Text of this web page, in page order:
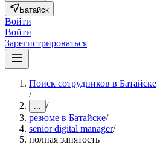
Батайск
Войти
Войти
Зарегистрироваться
Поиск сотрудников в Батайске
/
... /
резюме в Батайске/
senior digital manager/
полная занятость